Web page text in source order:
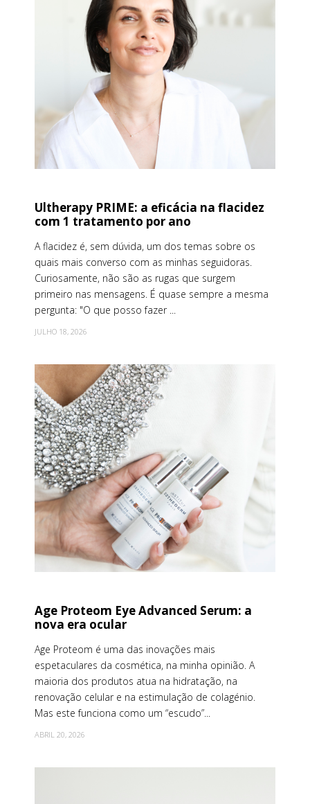
Ultherapy PRIME: a eficácia na flacidez
com 1 tratamento por ano
A flacidez é, sem dúvida, um dos temas sobre os
quais mais converso com as minhas seguidoras.
Curiosamente, não são as rugas que surgem
primeiro nas mensagens. É quase sempre a mesma
pergunta: "O que posso fazer ...
JULHO 18, 2026
Age Proteom Eye Advanced Serum: a
nova era ocular
Age Proteom é uma das inovações mais
espetaculares da cosmética, na minha opinião. A
maioria dos produtos atua na hidratação, na
renovação celular e na estimulação de colagénio.
Mas este funciona como um “escudo”...
ABRIL 20, 2026